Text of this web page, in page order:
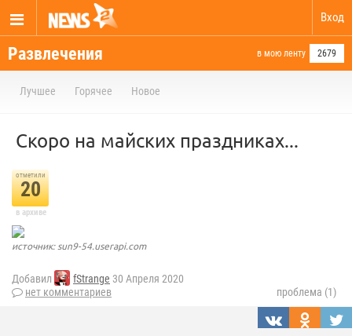
Вход
Развлечения в мою ленту 2679
Лучшее Горячее Новое
Скоро на майских праздниках...
отметили
20
в архиве
источник: sun9-54.userapi.com
Добавил fStrange 30 Апреля 2020
нет комментариев
проблема (1)